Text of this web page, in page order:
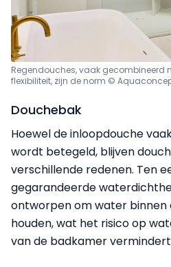
Regendouches, vaak gecombineerd
flexibiliteit, zijn de norm ©
Douchebak
Hoewel de inloopdouche
wordt betegeld, blijven
verschillende redenen. Ten
gegarandeerde
ontworpen om water binnen
houden, wat het risico op
van de badkamer